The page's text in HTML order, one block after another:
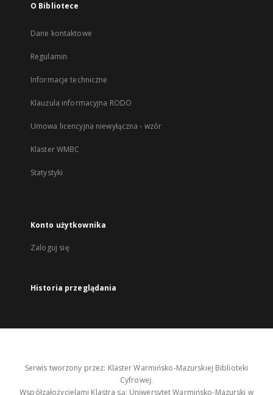
O Bibliotece
Dane kontaktowe
Regulamin
Informacje techniczne
Klauzula informacyjna RODO
Umowa licencyjna niewyłączna - wzór
Klaster WMBC
Statystyki
Konto użytkownika
Zaloguj się
Historia przeglądania
Serwis tworzony przez: Klaster Warmińsko-Mazurskiej Biblioteki
Cyfrowej.
Współzałożycielami Klastra są: Uniwersytet Warmińsko-Mazurski w